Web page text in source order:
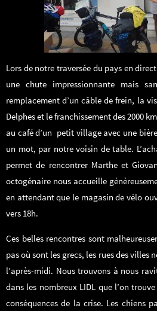
Lors de notre traversée du pays en
une chute impressionnante mais
remplacement d’un câble de frein, la
Delphes et le franchissement des 2000
au café d’un petit village avec une
un mot, par notre voisin de table.
permet de rencontrer Marthe et
octogénaire nous accueille
en attendant que le magasin de vélo
vers 18h.
Ces belles rencontres sont
pas où sont les grecs, les rues des villes
l’après-midi. Nous trouvons à nous
dans les nombreux LIDL que l’on
conséquences de la crise. Les chiens